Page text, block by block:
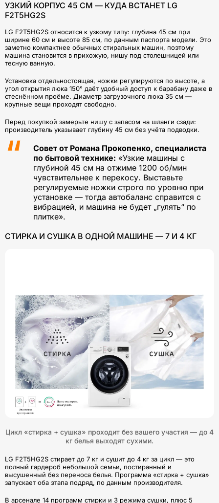
УЗКИЙ КОРПУС 45 СМ — КУДА ВСТАНЕТ LG
F2T5HG2S
LG F2T5HG2S относится к узкому типу: глубина 45 см при
ширине 60 см и высоте 85 см, по данным паспорта модели. Это
заметно компактнее обычных стиральных машин, поэтому
машина становится в прихожую, нишу под столешницей или
тесную ванную.
Установка отдельностоящая, ножки регулируются по высоте, а
угол открытия люка 150° даёт удобный доступ к барабану даже в
стеснённом проёме. Диаметр загрузочного люка 35 см —
крупные вещи проходят свободно.
Перед покупкой замерьте нишу с запасом на шланги сзади:
производитель указывает глубину 45 см без учёта подводки.
Совет от Романа Прокопенко, специалиста
по бытовой технике: «Узкие машины с
глубиной 45 см на отжиме 1200 об/мин
чувствительнее к перекосу. Выставьте
регулируемые ножки строго по уровню при
установке — тогда автобаланс справится с
вибрацией, и машина не будет „гулять“ по
плитке».
СТИРКА И СУШКА В ОДНОЙ МАШИНЕ — 7 И 4 КГ
Цикл «стирка + сушка» проходит без вашего участия — до 4
кг белья выходят сухими.
LG F2T5HG2S стирает до 7 кг и сушит до 4 кг за цикл — это
полный гардероб небольшой семьи, постиранный и
высушенный без переноса белья. Программа «стирка + сушка»
запускает оба этапа подряд, по данным производителя.
В арсенале 14 программ стирки и 3 режима сушки, плюс 5